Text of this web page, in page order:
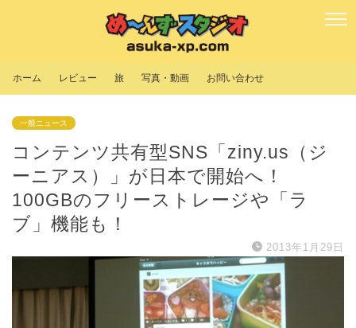
ホーム レビュー 旅 写真・動画 お問い合わせ
一般ニュース
コンテンツ共有型SNS「ziny.us（ジ
ーニアス）」が日本で開始へ！
100GBのフリーストレージや「ラ
ブ」機能も！
2013年1月29日